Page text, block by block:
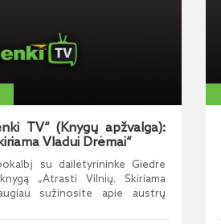
TV“ (Knygų apžvalga):
Vladui Drėmai“
su dailėtyrininke Giedre
„Atrasti Vilnių. Skiriama
sužinosite apie austrų